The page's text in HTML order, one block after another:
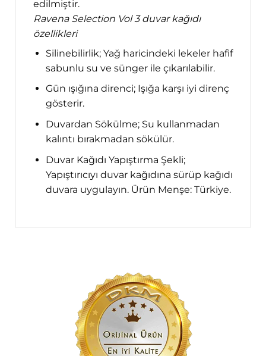
edilmiştir.
Ravena Selection Vol 3 duvar kağıdı
özellikleri
Silinebilirlik; Yağ haricindeki lekeler hafif
sabunlu su ve sünger ile çıkarılabilir.
Gün ışığına direnci; Işığa karşı iyi direnç
gösterir.
Duvardan Sökülme; Su kullanmadan
kalıntı bırakmadan sökülür.
Duvar Kağıdı Yapıştırma Şekli;
Yapıştırıcıyı duvar kağıdına sürüp kağıdı
duvara uygulayın. Ürün Menşe: Türkiye.